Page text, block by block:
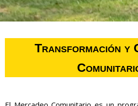
Transformación y